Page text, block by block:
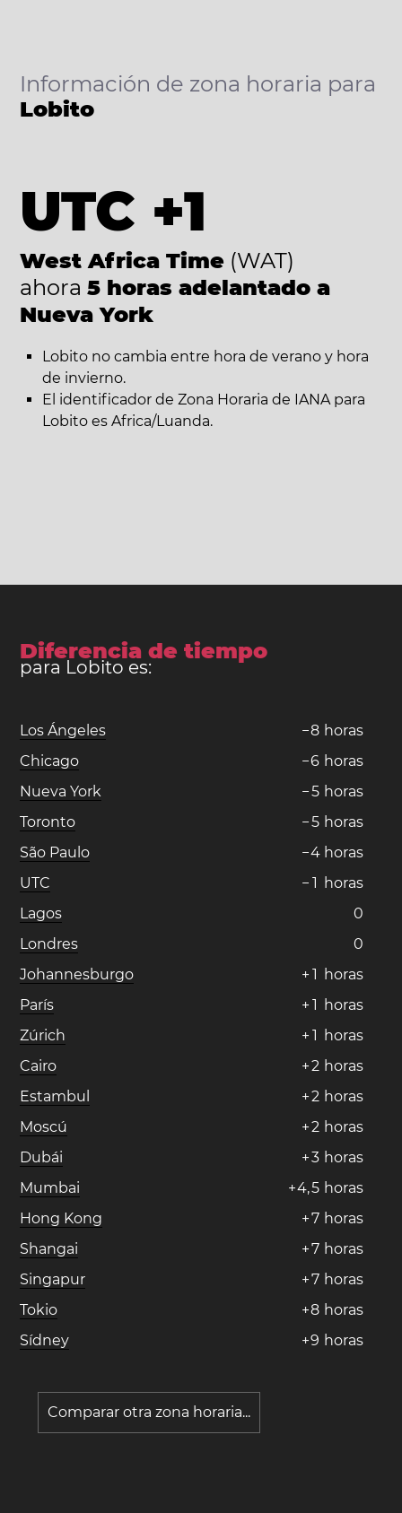
Información de zona horaria para
Lobito
UTC +1
West Africa Time (WAT)
ahora 5 horas adelantado a
Nueva York
Lobito no cambia entre hora de verano y hora
de invierno.
El identificador de Zona Horaria de IANA para
Lobito es Africa/Luanda.
Diferencia de tiempo
para Lobito es:
Los Ángeles −8 horas
Chicago
−6 horas
Nueva York
−5 horas
Toronto
−5 horas
São Paulo
−4 horas
UTC
− 1 horas
Lagos
0
Londres
0
Johannesburgo
+ 1 horas
París
+ 1 horas
Zúrich
+ 1 horas
Cairo
+2 horas
Estambul
+2 horas
Moscú
+2 horas
Dubái
+3 horas
Mumbai
+4,5 horas
Hong Kong
+7 horas
Shangai
+7 horas
Singapur
+7 horas
Tokio
+8 horas
Sídney
+9 horas
Comparar otra zona horaria...